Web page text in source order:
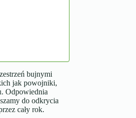
bujnymi
jak powojniki,
Odpowiednia
do odkrycia
cały rok.